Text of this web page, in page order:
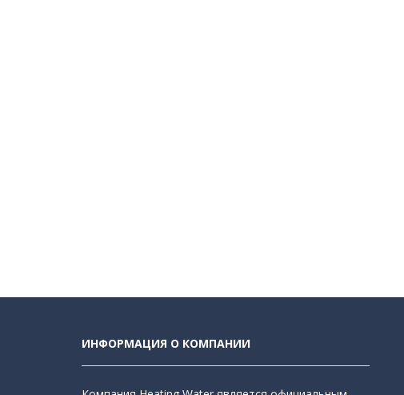
ИНФОРМАЦИЯ О КОМПАНИИ